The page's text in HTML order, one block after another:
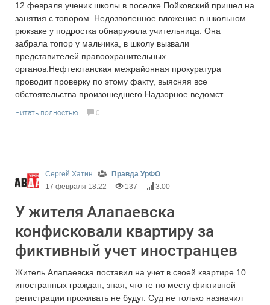
12 февраля ученик школы в поселке Пойковский пришел на
занятия с топором. Недозволенное вложение в школьном
рюкзаке у подростка обнаружила учительница. Она
забрала топор у мальчика, в школу вызвали
представителей правоохранительных
органов.Нефтеюганская межрайонная прокуратура
проводит проверку по этому факту, выясняя все
обстоятельства произошедшего.Надзорное ведомст...
Читать полностью 0
Сергей Хатин
Правда УрФО
17 февраля 18:22
137 3.00
У жителя Алапаевска
конфисковали квартиру за
фиктивный учет иностранцев
Житель Алапаевска поставил на учет в своей квартире 10
иностранных граждан, зная, что те по месту фиктивной
регистрации проживать не будут. Суд не только назначил